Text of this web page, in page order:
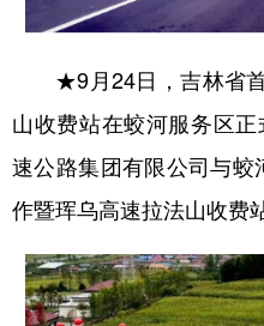
English Español
Deutsch Português
★9月24日，吉林省
山收费站在蛟河服务区
速公路集团有限公司与蛟
作暨珲乌高速拉法山收费